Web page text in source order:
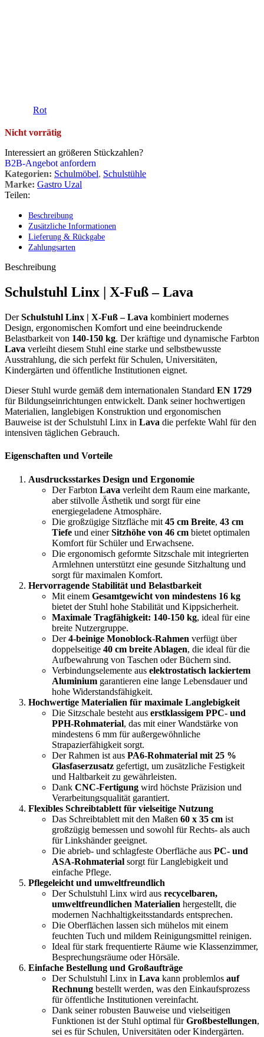
Rot
Nicht vorrätig
Interessiert an größeren Stückzahlen?
B2B-Angebot anfordern
Kategorien: Schulmöbel, Schulstühle
Marke: Gastro Uzal
Teilen:
Beschreibung
Zusätzliche Informationen
Lieferung & Rückgabe
Zahlungsarten
Beschreibung
Schulstuhl Linx | X-Fuß – Lava
DerSchulstuhl Linx | X-Fuß – Lava kombiniert modernes
Design, ergonomischen Komfort und eine beeindruckende
Belastbarkeit von 140-150 kg. Der kräftige und dynamische Farbton
Lava verleiht diesem Stuhl eine starke und selbstbewusste
Ausstrahlung, die sich perfekt für Schulen, Universitäten,
Kindergärten und öffentliche Institutionen eignet.
Dieser Stuhl wurde gemäß dem internationalen Standard EN 1729
für Bildungseinrichtungen entwickelt. Dank seiner hochwertigen
Materialien, langlebigen Konstruktion und ergonomischen
Bauweise ist der Schulstuhl Linx in Lava die perfekte Wahl für den
intensiven täglichen Gebrauch.
Eigenschaften und Vorteile
Ausdrucksstarkes Design und Ergonomie
Der Farbton Lava verleiht dem Raum eine markante,
aber stilvolle Ästhetik und sorgt für eine
energiegeladene Atmosphäre.
Die großzügige Sitzfläche mit 45 cm Breite, 43 cm
Tiefe und einerSitzhöhe von 46 cm bietet optimalen
Komfort für Schüler und Erwachsene.
Die ergonomisch geformte Sitzschale mit integrierten
Armlehnen unterstützt eine gesunde Sitzhaltung und
sorgt für maximalen Komfort.
Hervorragende Stabilität und Belastbarkeit
Mit einem Gesamtgewicht von mindestens 16 kg
bietet der Stuhl hohe Stabilität und Kippsicherheit.
Maximale Tragfähigkeit: 140-150 kg, ideal für eine
breite Nutzergruppe.
Der4-beinige Monoblock-Rahmen verfügt über
doppelseitige 40 cm breite Ablagen, die ideal für die
Aufbewahrung von Taschen oder Büchern sind.
Verbindungselemente aus elektrostatisch lackiertem
Aluminium garantieren eine lange Lebensdauer und
hohe Widerstandsfähigkeit.
Hochwertige Materialien für maximale Langlebigkeit
Die Sitzschale besteht aus erstklassigem PPC- und
PPH-Rohmaterial, das mit einer Wandstärke von
mindestens 6 mm für außergewöhnliche
Strapazierfähigkeit sorgt.
Der Rahmen ist aus PA6-Rohmaterial mit 25 %
Glasfaserzusatz gefertigt, um zusätzliche Festigkeit
und Haltbarkeit zu gewährleisten.
Dank CNC-Fertigung wird höchste Präzision und
Verarbeitungsqualität garantiert.
Flexibles Schreibtablett für vielseitige Nutzung
Das Schreibtablett mit den Maßen 60 x 35 cm ist
großzügig bemessen und sowohl für Rechts- als auch
für Linkshänder geeignet.
Die abrieb- und schlagfeste Oberfläche aus PC- und
ASA-Rohmaterial sorgt für Langlebigkeit und
einfache Pflege.
Pflegeleicht und umweltfreundlich
Der Schulstuhl Linx wird aus recycelbaren,
umweltfreundlichen Materialien hergestellt, die
modernen Nachhaltigkeitsstandards entsprechen.
Die Oberflächen lassen sich mühelos mit einem
feuchten Tuch und mildem Reinigungsmittel reinigen.
Ideal für stark frequentierte Räume wie Klassenzimmer,
Besprechungsräume oder Hörsäle.
Einfache Bestellung und Großaufträge
Der Schulstuhl Linx in Lava kann problemlos auf
Rechnung bestellt werden, was den Einkaufsprozess
für öffentliche Institutionen vereinfacht.
Dank seiner robusten Bauweise und vielseitigen
Funktionen ist der Stuhl optimal fürGroßbestellungen,
sei es für Schulen, Universitäten oder Kindergärten.